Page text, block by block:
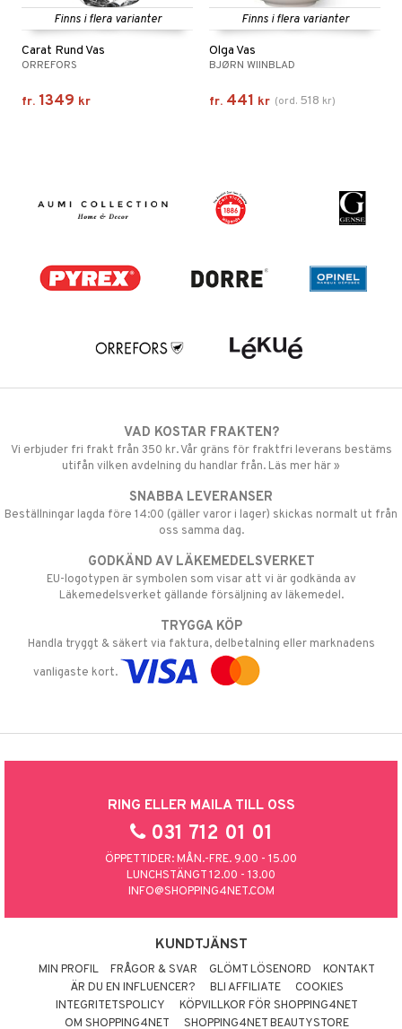
Finns i flera varianter
Carat Rund Vas
ORREFORS
fr. 1349 kr
Finns i flera varianter
Olga Vas
BJØRN WIINBLAD
fr. 441 kr (ord. 518 kr)
VAD KOSTAR FRAKTEN?
Vi erbjuder fri frakt från 350 kr. Vår gräns för fraktfri leverans bestäms
utifån vilken avdelning du handlar från. Läs mer här »
SNABBA LEVERANSER
Beställningar lagda före 14:00 (gäller varor i lager) skickas normalt ut från
oss samma dag.
GODKÄND AV LÄKEMEDELSVERKET
EU-logotypen är symbolen som visar att vi är godkända av
Läkemedelsverket gällande försäljning av läkemedel.
TRYGGA KÖP
Handla tryggt & säkert via faktura, delbetalning eller marknadens
vanligaste kort.
RING ELLER MAILA TILL OSS
031 712 01 01
ÖPPETTIDER: MÅN.-FRE. 9.00 - 15.00
LUNCHSTÄNGT 12.00 - 13.00
INFO@SHOPPING4NET.COM
KUNDTJÄNST
MIN PROFIL FRÅGOR & SVAR GLÖMT LÖSENORD
KONTAKT
ÄR DU EN INFLUENCER?
BLI AFFILIATE
COOKIES
INTEGRITETSPOLICY
KÖPVILLKOR FÖR SHOPPING4NET
OM SHOPPING4NET
SHOPPING4NET BEAUTYSTORE